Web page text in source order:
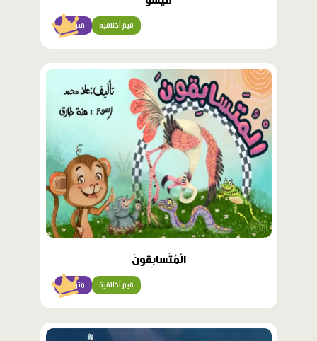
متوسّط قيم أخلاقية
محتوى
مميّز
الْمُتَسابِقونَ
متوسّط قيم أخلاقية
محتوى